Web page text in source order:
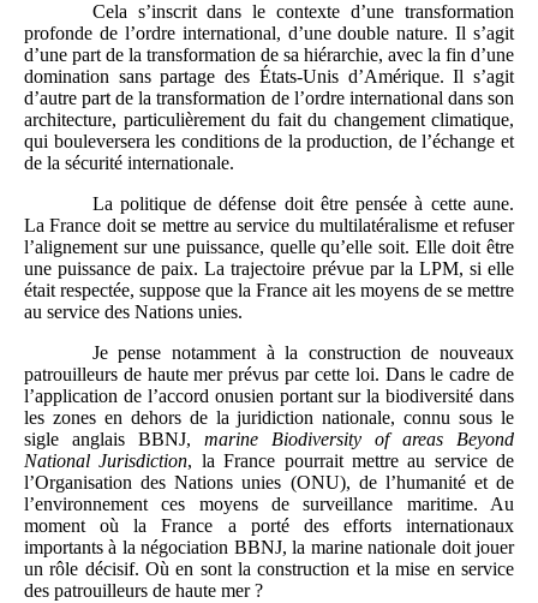
Cela s’inscrit dans le contexte d’une transformation
profonde de l’ordre international, d’une double nature. Il s’agit
d’une part de la transformation de sa hiérarchie, avec la fin d’une
domination sans partage des États-Unis d’Amérique. Il s’agit
d’autre part de la transformation de l’ordre international dans son
architecture, particulièrement du fait du changement climatique,
qui bouleversera les conditions de la production, de l’échange et
de la sécurité internationale.
La politique de défense doit être pensée à cette aune.
La France doit se mettre au service du multilatéralisme et refuser
l’alignement sur une puissance, quelle qu’elle soit. Elle doit être
une puissance de paix. La trajectoire prévue par la LPM, si elle
était respectée, suppose que la France ait les moyens de se mettre
au service des Nations unies.
Je pense notamment à la construction de nouveaux
patrouilleurs de haute mer prévus par cette loi. Dans le cadre de
l’application de l’accord onusien portant sur la biodiversité dans
les zones en dehors de la juridiction nationale, connu sous le
sigle anglais BBNJ, marine Biodiversity of areas Beyond
National Jurisdiction, la France pourrait mettre au service de
l’Organisation des Nations unies (ONU), de l’humanité et de
l’environnement ces moyens de surveillance maritime. Au
moment où la France a porté des efforts internationaux
importants à la négociation BBNJ, la marine nationale doit jouer
un rôle décisif. Où en sont la construction et la mise en service
des patrouilleurs de haute mer ?